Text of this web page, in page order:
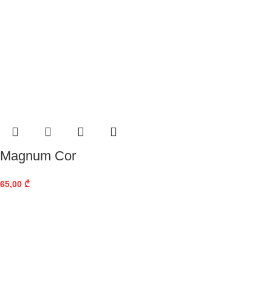
Magnum Cor
65,00 ₾